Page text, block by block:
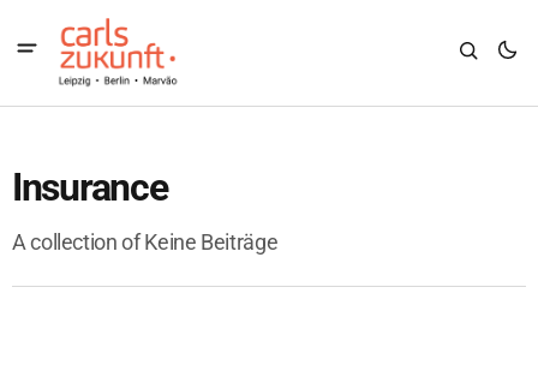
Insurance
A collection of Keine Beiträge